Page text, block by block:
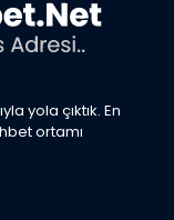
yola çıktık. En
ortamı